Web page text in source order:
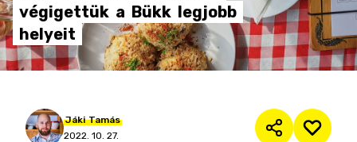
végigettük a Bükk legjobb
helyeit
Jáki Tamás
2022. 10. 27.